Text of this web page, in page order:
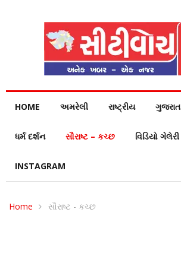
HOME અમરેલી રાષ્ટ્રીય ગુજરાત
ધર્મ દર્શન સૌરાષ્ટ – કચ્છ વિડિયો ગેલેરી
INSTAGRAM
Home સૌરાષ્ટ - કચ્છ